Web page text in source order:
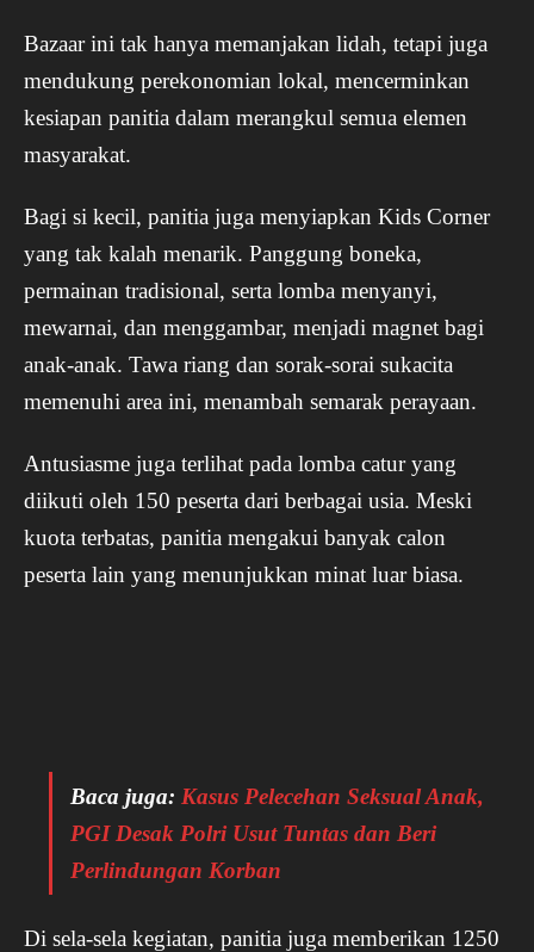
Bazaar ini tak hanya memanjakan lidah, tetapi juga
mendukung perekonomian lokal, mencerminkan
kesiapan panitia dalam merangkul semua elemen
masyarakat.
Bagi si kecil, panitia juga menyiapkan Kids Corner
yang tak kalah menarik. Panggung boneka,
permainan tradisional, serta lomba menyanyi,
mewarnai, dan menggambar, menjadi magnet bagi
anak-anak. Tawa riang dan sorak-sorai sukacita
memenuhi area ini, menambah semarak perayaan.
Antusiasme juga terlihat pada lomba catur yang
diikuti oleh 150 peserta dari berbagai usia. Meski
kuota terbatas, panitia mengakui banyak calon
peserta lain yang menunjukkan minat luar biasa.
Baca juga: Kasus Pelecehan Seksual Anak,
PGI Desak Polri Usut Tuntas dan Beri
Perlindungan Korban
Di sela-sela kegiatan, panitia juga memberikan 1250